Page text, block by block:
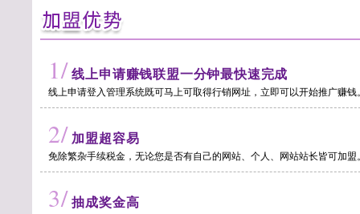
1/ 线上申请赚钱联盟一分钟最快速完成
线上申请登入管理系统既可马上可取得行销网址，立即可以开始推广赚钱
2/ 加盟超容易
免除繁杂手续税金，无论您是否有自己的网站、个人、网站站长皆可加盟
3/ 抽成奖金高